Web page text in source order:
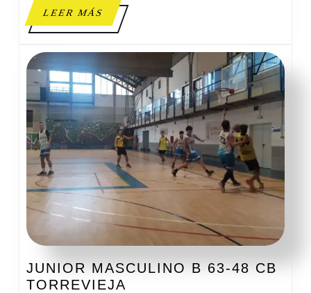
LEER MÁSLEER
MÁS
JUNIOR MASCULINO B 63-48 CB
TORREVIEJA